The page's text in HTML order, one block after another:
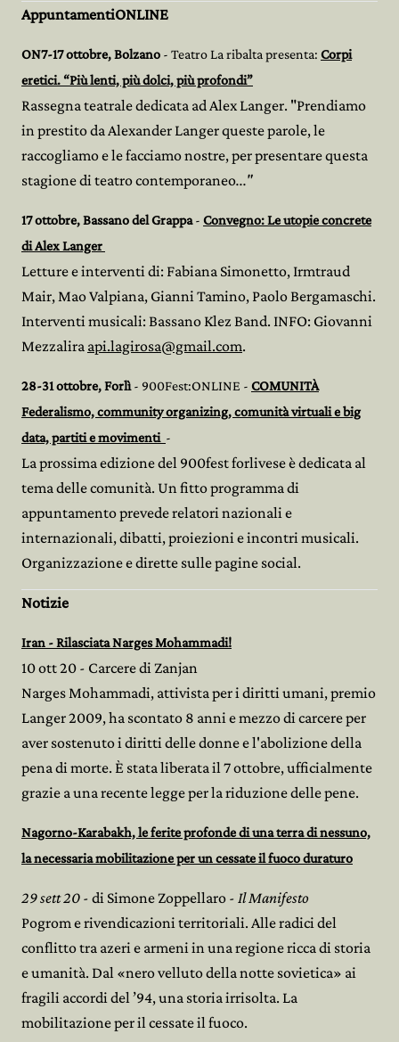
AppuntamentiONLINE
ON7-17 ottobre, Bolzano - Teatro La ribalta presenta: Corpi
eretici. “Più lenti, più dolci, più profondi”
Rassegna teatrale dedicata ad Alex Langer. "Prendiamo
in prestito da Alexander Langer queste parole, le
raccogliamo e le facciamo nostre, per presentare questa
stagione di teatro contemporaneo..."
17 ottobre, Bassano del Grappa- Convegno: Le utopie concrete
di Alex Langer
Letture e interventi di: Fabiana Simonetto, Irmtraud
Mair, Mao Valpiana, Gianni Tamino, Paolo Bergamaschi.
Interventi musicali: Bassano Klez Band. INFO: Giovanni
Mezzalira api.lagirosa@gmail.com.
28-31 ottobre, Forlì - 900Fest:ONLINE - COMUNITÀ
Federalismo, community organizing, comunità virtuali e big
data, partiti e movimenti -
La prossima edizione del 900fest forlivese è dedicata al
tema delle comunità. Un fitto programma di
appuntamento prevede relatori nazionali e
internazionali, dibatti, proiezioni e incontri musicali.
Organizzazione e dirette sulle pagine social.
Notizie
Iran - Rilasciata Narges Mohammadi!
10 ott 20 - Carcere di Zanjan
Narges Mohammadi, attivista per i diritti umani, premio
Langer 2009, ha scontato 8 anni e mezzo di carcere per
aver sostenuto i diritti delle donne e l'abolizione della
pena di morte. È stata liberata il 7 ottobre, ufficialmente
grazie a una recente legge per la riduzione delle pene.
Nagorno-Karabakh, le ferite profonde di una terra di nessuno,
la necessaria mobilitazione per un cessate il fuoco duraturo
29 sett 20 - di Simone Zoppellaro - Il Manifesto
Pogrom e rivendicazioni territoriali. Alle radici del
conflitto tra azeri e armeni in una regione ricca di storia
e umanità. Dal «nero velluto della notte sovietica» ai
fragili accordi del ’94, una storia irrisolta. La
mobilitazione per il cessate il fuoco.